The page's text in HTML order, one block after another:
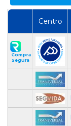
Centro
Compra
Segura